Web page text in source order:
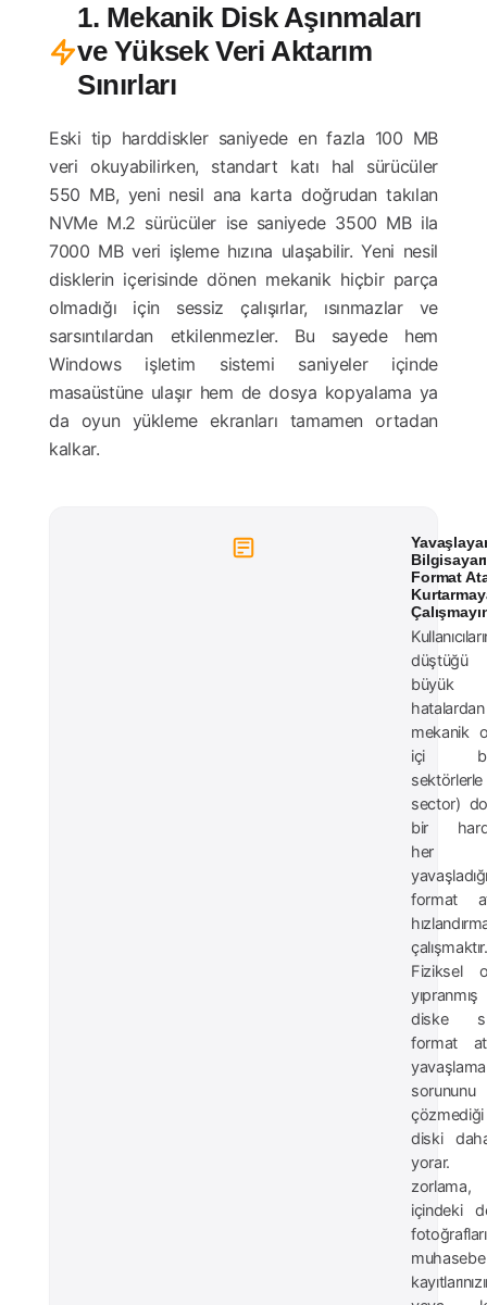
1. Mekanik Disk Aşınmaları
ve Yüksek Veri Aktarım
Sınırları
Eski tip harddiskler saniyede en fazla 100 MB
veri okuyabilirken, standart katı hal sürücüler
550 MB, yeni nesil ana karta doğrudan takılan
NVMe M.2 sürücüler ise saniyede 3500 MB ila
7000 MB veri işleme hızına ulaşabilir. Yeni nesil
disklerin içerisinde dönen mekanik hiçbir parça
olmadığı için sessiz çalışırlar, ısınmazlar ve
sarsıntılardan etkilenmezler. Bu sayede hem
Windows işletim sistemi saniyeler içinde
masaüstüne ulaşır hem de dosya kopyalama ya
da oyun yükleme ekranları tamamen ortadan
kalkar.
Bilgisayarı
Format
büyük
mekanik
içi
sector)
bir
her
format
çalışmaktır.
Fiziksel
diske
format
yavaşlama
sorununu
diski
yorar.
zorlama,
içindeki
muhasebe